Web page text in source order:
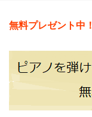
無料プレゼント中！